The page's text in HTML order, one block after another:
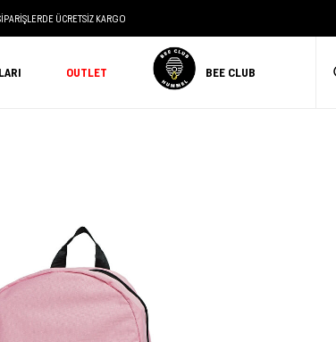
3 TAKSİT
OUTLET BEE CLUB